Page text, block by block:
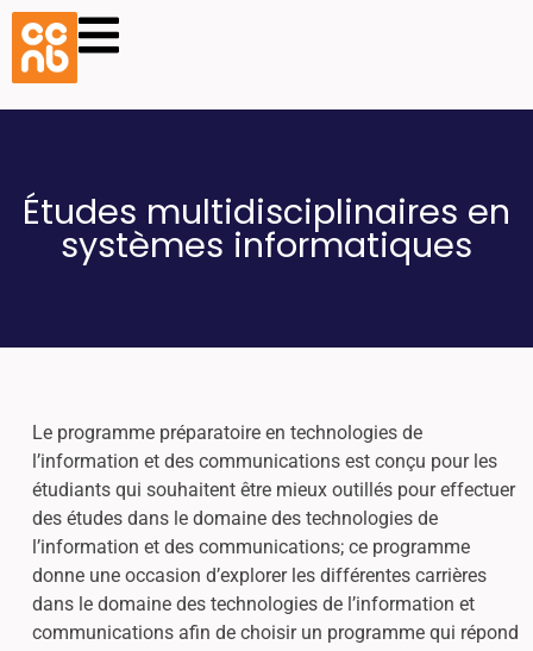
Études multidisciplinaires en
systèmes informatiques
Le programme préparatoire en technologies de
l’information et des communications est conçu pour les
étudiants qui souhaitent être mieux outillés pour effectuer
des études dans le domaine des technologies de
l’information et des communications; ce programme
donne une occasion d’explorer les différentes carrières
dans le domaine des technologies de l’information et
communications afin de choisir un programme qui répond